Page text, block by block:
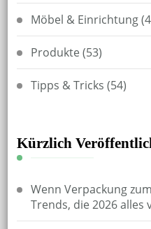
Möbel & Einrichtung
Produkte (53)
Tipps & Tricks (54)
Kürzlich
Wenn Verpackung
Trends, die 2026 alles